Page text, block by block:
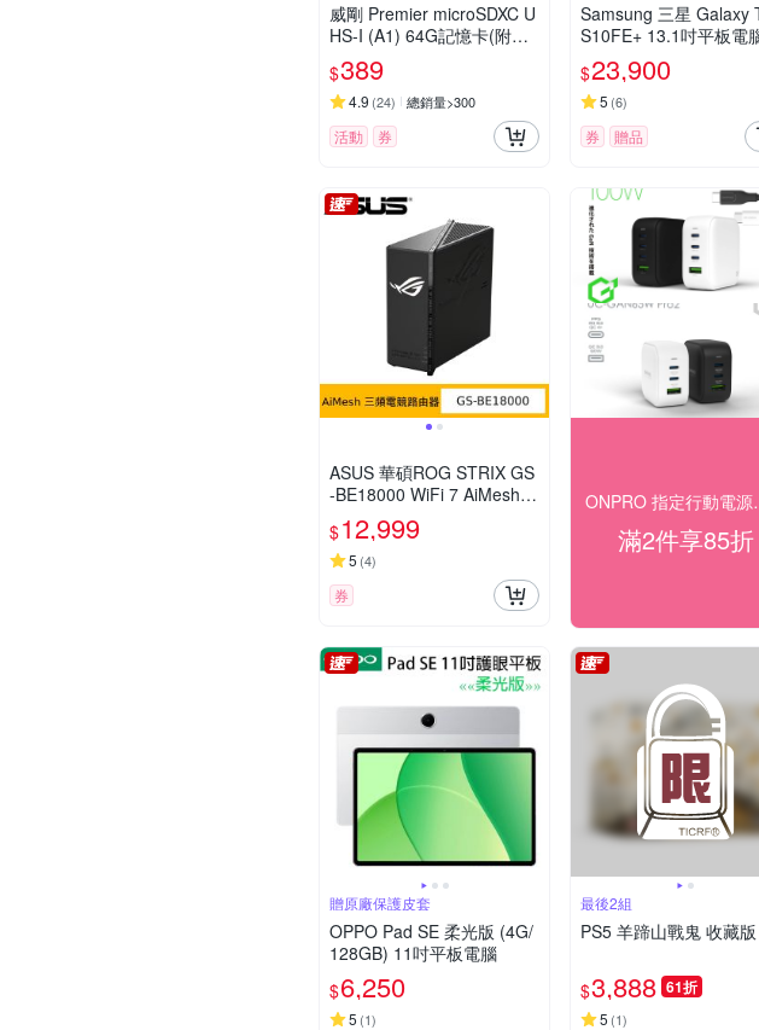
威剛 Premier microSDXC U
HS-I (A1) 64G記憶卡(附轉
卡)
$389
4.9 (24) 總銷量>300
活動 券
Samsung 三星 Galaxy
S10FE+ 13.1吋平板電
(WiFi/12G/256GB) X620
$23,900
5 (6)
券 贈品
ASUS 華碩ROG STRIX GS
-BE18000 WiFi 7 AiMesh
三頻電競路由器
$12,999
5 (4)
券
滿2件享85折
贈原廠保護皮套
OPPO Pad SE 柔光版 (4G/
128GB) 11吋平板電腦
$6,250
5 (1)
最後2組
PS5 羊蹄山戰鬼 收藏版
$3,888 61折
5 (1)